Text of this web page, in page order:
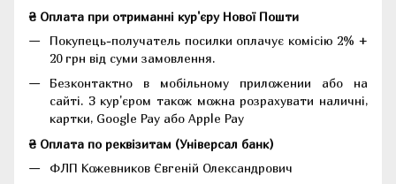
₴ Оплата при отриманні кур'єру Нової Пошти
Покупець-получатель посилки оплачує комісію 2% +
20 грн від суми замовлення.
Безконтактно в мобільному приложении або на
сайті. З кур'єром також можна розрахувати наличні,
картки, Google Pay або Apple Pay
₴ Оплата по реквізитам (Універсал банк)
ФЛП Кожевников Євгеній Олександрович